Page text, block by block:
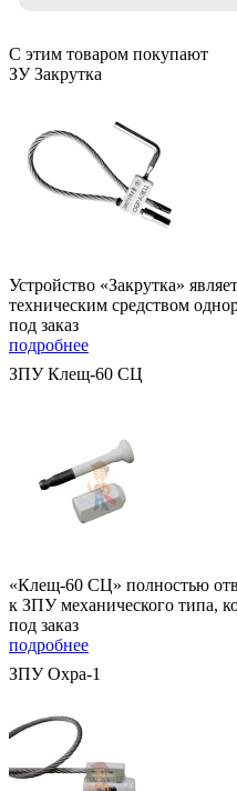
С этим товаром покупают
ЗУ Закрутка
Устройство «Закрутка»
техническим средством
под заказ
подробнее
ЗПУ Клещ-60 СЦ
«Клещ-60 СЦ» полностью
к ЗПУ механического типа,
под заказ
подробнее
ЗПУ Охра-1